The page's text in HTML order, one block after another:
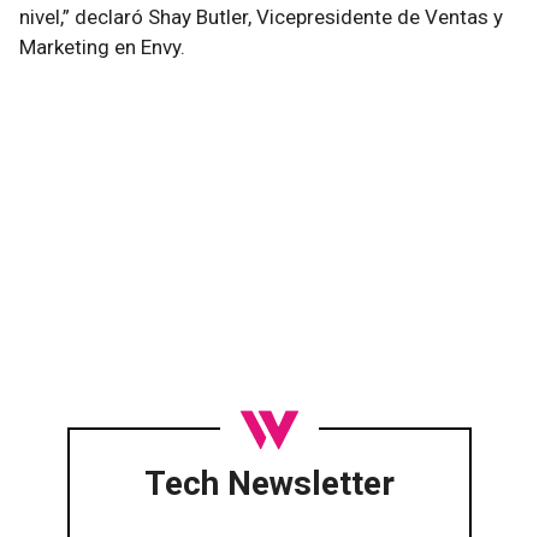
nivel,” declaró Shay Butler, Vicepresidente de Ventas y
Marketing en Envy.
Tech Newsletter